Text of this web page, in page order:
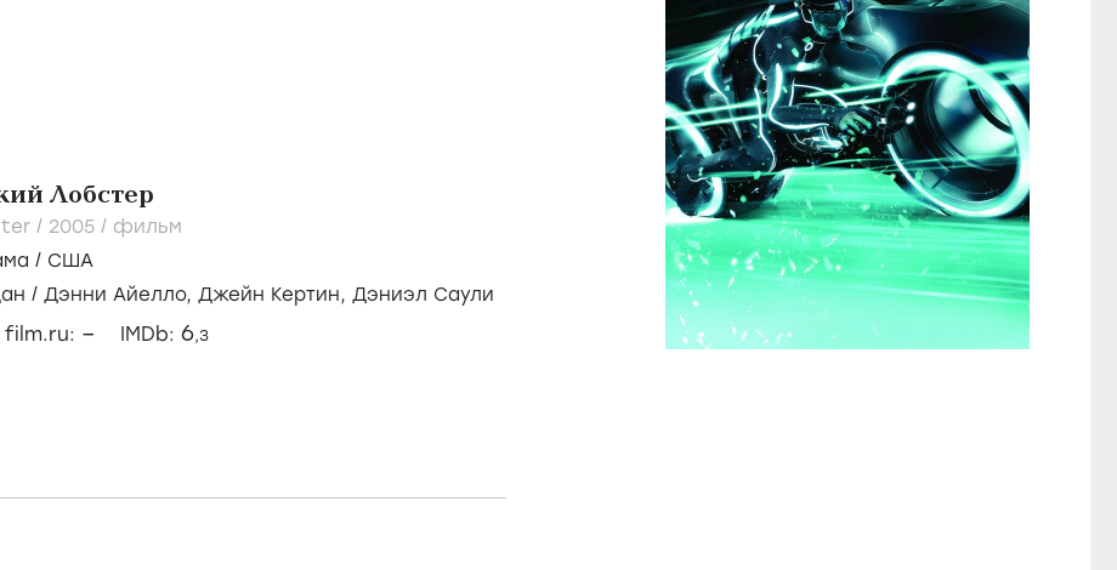
Лобстер
/ 2005 / фильм
/ США
/ Дэнни Айелло, Джейн Кертин, Дэниэл Саули
film.ru: – IMDb: 6,3